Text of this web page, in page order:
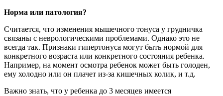
Норма или патология?
Считается, что изменения мышечного тонуса у грудничка
связаны с неврологическими проблемами. Однако это не
всегда так. Признаки гипертонуса могут быть нормой для
конкретного возраста или конкретного состояния ребенка.
Например, на момент осмотра ребенок может быть голоден,
ему холодно или он плачет из-за кишечных колик, и т.д.
Важно знать, что у ребенка до 3 месяцев имеется